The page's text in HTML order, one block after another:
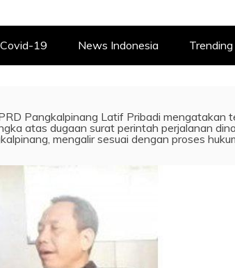
Covid-19 News Indonesia
Pangkalpinang Latif Pribadi mengatakan
atas dugaan surat perintah perjalanan
mengalir sesuai dengan proses